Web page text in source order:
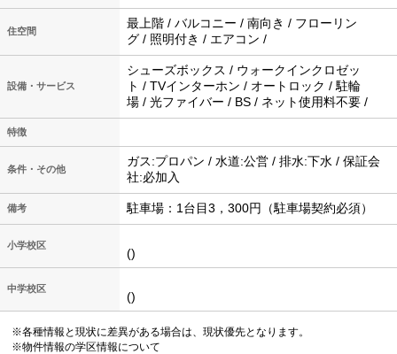
住空間
最上階 / バルコニー / 南向き / フローリン
グ / 照明付き / エアコン /
設備・サービス
シューズボックス / ウォークインクロゼッ
ト / TVインターホン / オートロック / 駐輪
場 / 光ファイバー / BS / ネット使用料不要 /
特徴
条件・その他
ガス:プロパン / 水道:公営 / 排水:下水 / 保証会
社:必加入
備考 駐車場：1台目3，300円（駐車場契約必須）
小学校区
()
中学校区
()
※各種情報と現状に差異がある場合は、現状優先となります。
※物件情報の学区情報について